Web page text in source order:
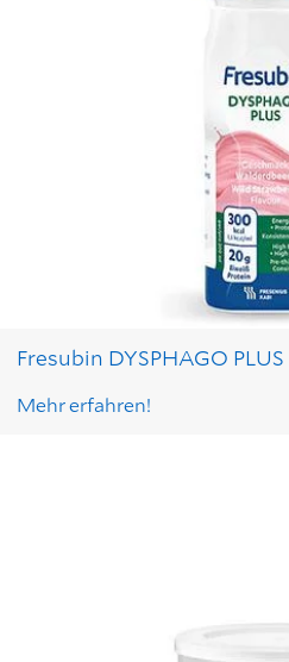
Fresubin DYSPHAGO PLUS
Mehr erfahren!